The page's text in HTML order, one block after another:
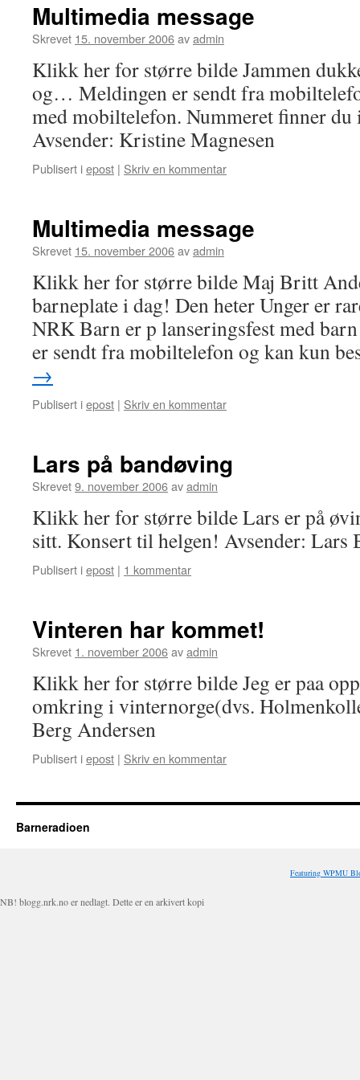
Multimedia message
Skrevet 15. november 2006avadmin
Klikk her for større bilde Jammen
og… Meldingen er sendt fra
med mobiltelefon. Nummeret finner du
Avsender: Kristine Magnesen
Publisert iepost | Skriv en kommentar
Multimedia message
Skrevet 15. november 2006avadmin
Klikk her for større bilde Maj Britt
barneplate i dag! Den heter Unger er
NRK Barn er p lanseringsfest med
er sendt fra mobiltelefon og kan kun
→
Publisert iepost | Skriv en kommentar
Lars på bandøving
Skrevet9. november 2006avadmin
Klikk her for større bilde Lars er på
sitt. Konsert til helgen! Avsender: Lars
Publisert iepost | 1 kommentar
Vinteren har kommet!
Skrevet 1. november 2006avadmin
Klikk her for større bilde Jeg er paa
omkring i vinternorge(dvs.
Berg Andersen
Publisert iepost | Skriv en kommentar
Barneradioen
Featuring WPMU
NB! blogg.nrk.no er nedlagt. Dette er en arkivert kopi